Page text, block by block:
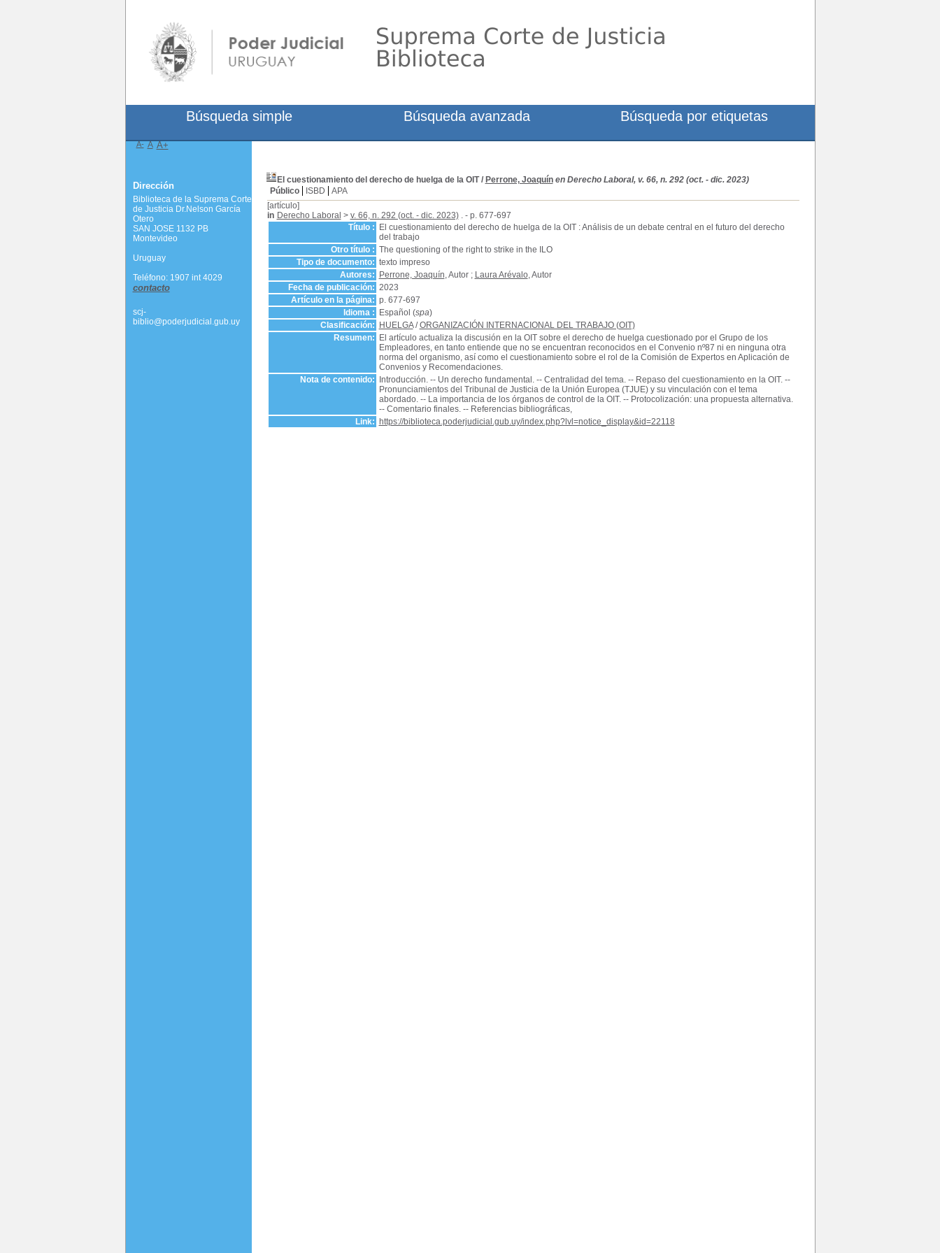
El cuestionamiento del derecho de huelga de la OIT/ Perrone, Joaquín en Derecho Laboral, v. 66, n. 292 (oct. - dic. 2023)
Público
ISBD
APA
[artículo]
in Derecho Laboral > v. 66, n. 292 (oct. - dic. 2023). - p. 677-697
Título :
El cuestionamiento del derecho de huelga de la OIT : Análisis de un debate central en el futuro del derecho
del trabajo
Otro título : The questioning of the right to strike in the ILO
Tipo de documento: texto impreso
Autores:
Perrone, Joaquín, Autor ; Laura Arévalo, Autor
Fecha de publicación: 2023
Artículo en la página: p. 677-697
Idioma :
Español (spa)
Clasificación:
HUELGA/ORGANIZACIÓN INTERNACIONAL DEL TRABAJO (OIT)
Resumen:
El artículo actualiza la discusión en la OIT sobre el derecho de huelga cuestionado por el Grupo de los
Empleadores, en tanto entiende que no se encuentran reconocidos en el Convenio nº87 ni en ninguna otra
norma del organismo, así como el cuestionamiento sobre el rol de la Comisión de Expertos en Aplicación de
Convenios y Recomendaciones.
Nota de contenido:
Introducción. -- Un derecho fundamental. -- Centralidad del tema. -- Repaso del cuestionamiento en la OIT. --
Pronunciamientos del Tribunal de Justicia de la Unión Europea (TJUE) y su vinculación con el tema
abordado. -- La importancia de los órganos de control de la OIT. -- Protocolización: una propuesta alternativa.
-- Comentario finales. -- Referencias bibliográficas,
Link:
https://biblioteca.poderjudicial.gub.uy/index.php?lvl=notice_display&id=22118
Búsqueda simple Búsqueda avanzada Búsqueda por etiquetas
A- A A+
Dirección
Biblioteca de la Suprema Corte
de Justicia Dr.Nelson García
Otero
SAN JOSE 1132 PB
Montevideo
Uruguay
Teléfono: 1907 int 4029
contacto
scj-
biblio@poderjudicial.gub.uy